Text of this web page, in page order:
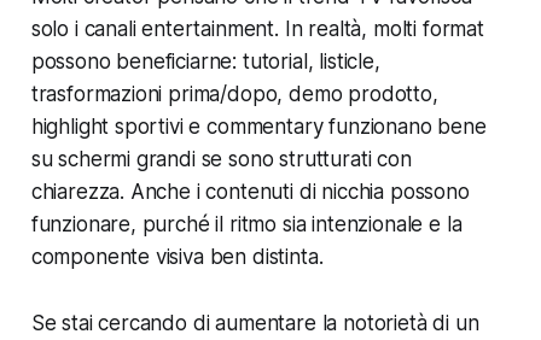
solo i canali entertainment. In realtà, molti format
possono beneficiarne: tutorial, listicle,
trasformazioni prima/dopo, demo prodotto,
highlight sportivi e commentary funzionano bene
su schermi grandi se sono strutturati con
chiarezza. Anche i contenuti di nicchia possono
funzionare, purché il ritmo sia intenzionale e la
componente visiva ben distinta.
Se stai cercando di aumentare la notorietà di un